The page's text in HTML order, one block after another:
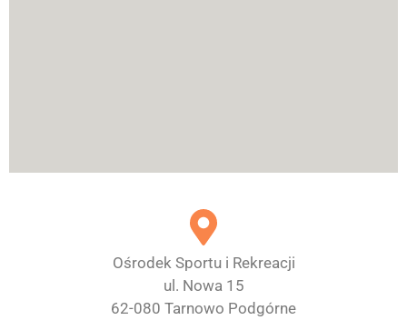
Ośrodek Sportu i Rekreacji
ul. Nowa 15
62-080 Tarnowo Podgórne